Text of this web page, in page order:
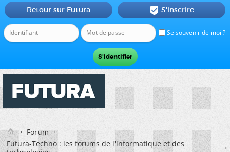
Se souvenir de moi ?
Retour sur Futura  S'inscrire
Forum
Futura-Techno : les forums de l'informatique et des